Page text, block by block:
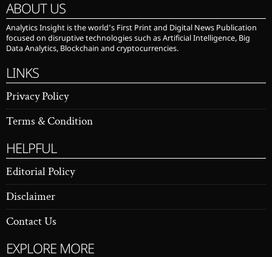
ABOUT US
Analytics Insight is the world’s First Print and Digital News Publication
focused on disruptive technologies such as Artificial Intelligence, Big
Data Analytics, Blockchain and cryptocurrencies.
LINKS
Privacy Policy
Terms & Condition
HELPFUL
Editorial Policy
Disclaimer
Contact Us
EXPLORE MORE